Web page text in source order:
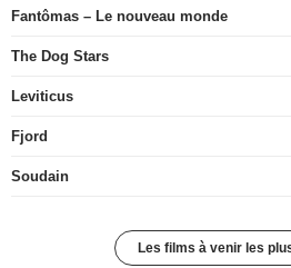
Fantômas – Le nouveau monde
The Dog Stars
Leviticus
Fjord
Soudain
Les films à venir les